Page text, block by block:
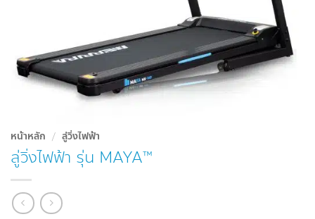
หน้าหลัก / ลู่วิ่งไฟฟ้า
ลู่วิ่งไฟฟ้า รุ่น MAYA™